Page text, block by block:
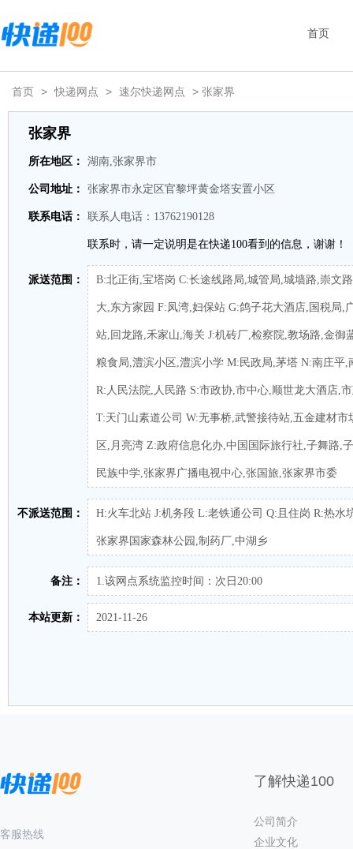
首页
首页 > 快递网点 > 速尔快递网点 > 张家界
张家界
所在地区： 湖南,张家界市
公司地址： 张家界市永定区官黎坪黄金塔安置小区
联系电话： 联系人电话：13762190128
联系时，请一定说明是在快递100看到的信息，谢谢！
派送范围： B:北正街,宝塔岗 C:长途线路局,城管局,城墙路,崇文
大,东方家园 F:凤湾,妇保站 G:鸽子花大酒店,国税局,
站,回龙路,禾家山,海关 J:机砖厂,检察院,教场路,金御
粮食局,澧滨小区,澧滨小学 M:民政局,茅塔 N:南庄平,
R:人民法院,人民路 S:市政协,市中心,顺世龙大酒店,
T:天门山素道公司 W:无事桥,武警接待站,五金建材
区,月亮湾 Z:政府信息化办,中国国际旅行社,子舞路,
民族中学,张家界广播电视中心,张国旅,张家界市委
不派送范围： H:火车北站 J:机务段 L:老铁通公司 Q:且住岗 R:热水
张家界国家森林公园,制药厂,中湖乡
备注： 1.该网点系统监控时间：次日20:00
本站更新： 2021-11-26
客服热线
了解快递100
公司简介
企业文化